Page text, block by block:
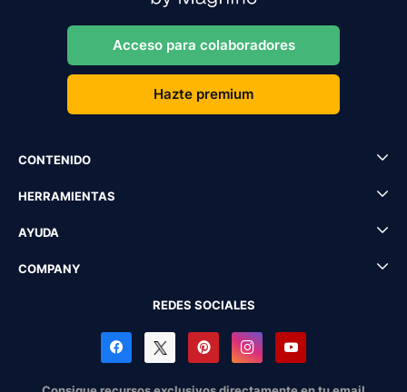
Acceso para colaboradores
Hazte premium
CONTENIDO
HERRAMIENTAS
AYUDA
COMPANY
REDES SOCIALES